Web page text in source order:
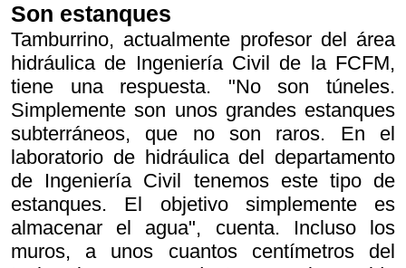
Son estanques
Tamburrino, actualmente profesor del área
hidráulica de Ingeniería Civil de la FCFM,
tiene una respuesta. "No son túneles.
Simplemente son unos grandes estanques
subterráneos, que no son raros. En el
laboratorio de hidráulica del departamento
de Ingeniería Civil tenemos este tipo de
estanques. El objetivo simplemente es
almacenar el agua", cuenta. Incluso los
muros, a unos cuantos centímetros del